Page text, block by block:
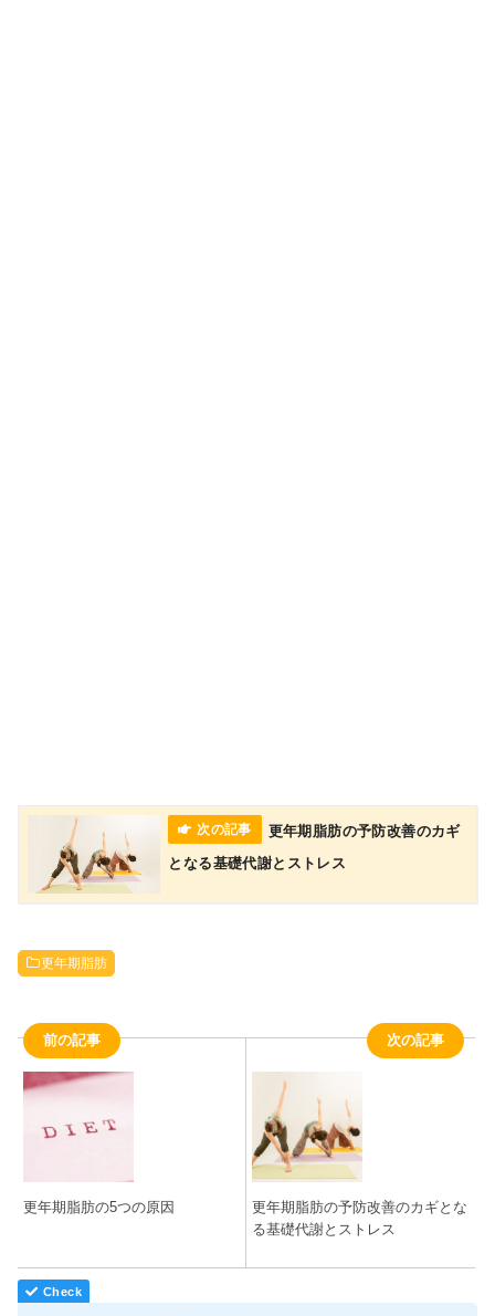
更年期脂肪の予防改善のカギ
となる基礎代謝とストレス
更年期脂肪
前の記事
更年期脂肪の5つの原因
次の記事
更年期脂肪の予防改善のカギとな
る基礎代謝とストレス